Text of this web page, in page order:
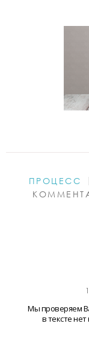
ПРОЦЕСС
Мы проверяем
в тексте